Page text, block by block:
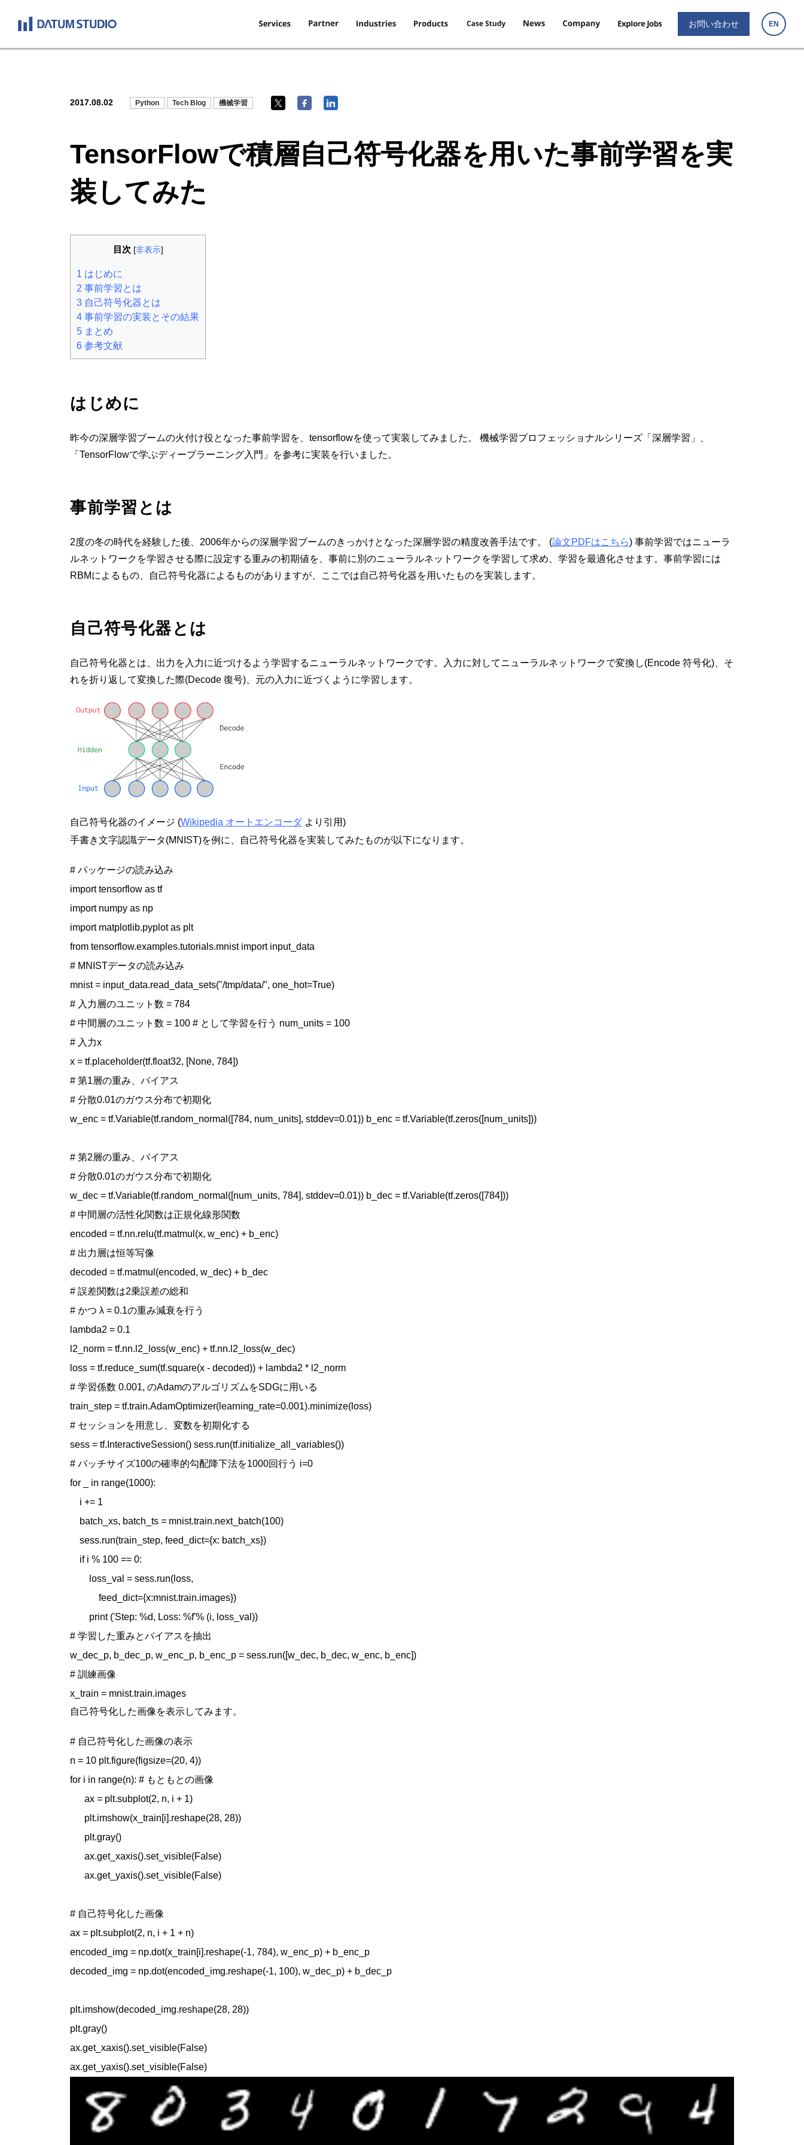
お問い合わせ EN
2017.08.02 Python Tech Blog 機械学習
TensorFlowで積層自己符号化器を用いた事前学習を実
装してみた
目次 [非表示]
1 はじめに
2 事前学習とは
3 自己符号化器とは
4 事前学習の実装とその結果
5 まとめ
6 参考文献
はじめに
昨今の深層学習ブームの火付け役となった事前学習を、tensorflowを使って実装してみました。 機械学習プロフェッショナルシリーズ「深層学習」、
「TensorFlowで学ぶディープラーニング入門」を参考に実装を行いました。
事前学習とは
2度の冬の時代を経験した後、2006年からの深層学習ブームのきっかけとなった深層学習の精度改善手法です。 (論文PDFはこちら) 事前学習ではニューラ
ルネットワークを学習させる際に設定する重みの初期値を、事前に別のニューラルネットワークを学習して求め、学習を最適化させます。事前学習には
RBMによるもの、自己符号化器によるものがありますが、ここでは自己符号化器を用いたものを実装します。
自己符号化器とは
自己符号化器とは、出力を入力に近づけるよう学習するニューラルネットワークです。入力に対してニューラルネットワークで変換し(Encode 符号化)、そ
れを折り返して変換した際(Decode 復号)、元の入力に近づくように学習します。
自己符号化器のイメージ (Wikipedia オートエンコーダ より引用)
手書き文字認識データ(MNIST)を例に、自己符号化器を実装してみたものが以下になります。
# パッケージの読み込み
import tensorflow as tf
import numpy as np
import matplotlib.pyplot as plt
from tensorflow.examples.tutorials.mnist import input_data
# MNISTデータの読み込み
mnist = input_data.read_data_sets("/tmp/data/", one_hot=True)
# 入力層のユニット数 = 784
# 中間層のユニット数 = 100 # として学習を行う num_units = 100
# 入力x
x = tf.placeholder(tf.float32, [None, 784])
# 第1層の重み、バイアス
# 分散0.01のガウス分布で初期化
w_enc = tf.Variable(tf.random_normal([784, num_units], stddev=0.01)) b_enc = tf.Variable(tf.zeros([num_units]))
# 第2層の重み、バイアス
# 分散0.01のガウス分布で初期化
w_dec = tf.Variable(tf.random_normal([num_units, 784], stddev=0.01)) b_dec = tf.Variable(tf.zeros([784]))
# 中間層の活性化関数は正規化線形関数
encoded = tf.nn.relu(tf.matmul(x, w_enc) + b_enc)
# 出力層は恒等写像
decoded = tf.matmul(encoded, w_dec) + b_dec
# 誤差関数は2乗誤差の総和
# かつ λ = 0.1の重み減衰を行う
lambda2 = 0.1
l2_norm = tf.nn.l2_loss(w_enc) + tf.nn.l2_loss(w_dec)
loss = tf.reduce_sum(tf.square(x - decoded)) + lambda2 * l2_norm
# 学習係数 0.001, のAdamのアルゴリズムをSDGに用いる
train_step = tf.train.AdamOptimizer(learning_rate=0.001).minimize(loss)
# セッションを用意し、変数を初期化する
sess = tf.InteractiveSession() sess.run(tf.initialize_all_variables())
# バッチサイズ100の確率的勾配降下法を1000回行う i=0
for _ in range(1000):
    i += 1
    batch_xs, batch_ts = mnist.train.next_batch(100)
    sess.run(train_step, feed_dict={x: batch_xs})
    if i % 100 == 0:
        loss_val = sess.run(loss,
            feed_dict={x:mnist.train.images})
        print ('Step: %d, Loss: %f'% (i, loss_val))
# 学習した重みとバイアスを抽出
w_dec_p, b_dec_p, w_enc_p, b_enc_p = sess.run([w_dec, b_dec, w_enc, b_enc])
# 訓練画像
x_train = mnist.train.images
自己符号化した画像を表示してみます。
# 自己符号化した画像の表示
n = 10 plt.figure(figsize=(20, 4))
for i in range(n): # もともとの画像
      ax = plt.subplot(2, n, i + 1)
      plt.imshow(x_train[i].reshape(28, 28))
      plt.gray()
      ax.get_xaxis().set_visible(False)
      ax.get_yaxis().set_visible(False)
# 自己符号化した画像
ax = plt.subplot(2, n, i + 1 + n)
encoded_img = np.dot(x_train[i].reshape(-1, 784), w_enc_p) + b_enc_p
decoded_img = np.dot(encoded_img.reshape(-1, 100), w_dec_p) + b_dec_p
plt.imshow(decoded_img.reshape(28, 28))
plt.gray()
ax.get_xaxis().set_visible(False)
ax.get_yaxis().set_visible(False)